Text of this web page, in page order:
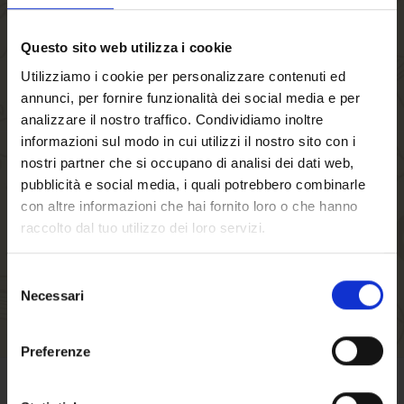
Questo sito web utilizza i cookie
Utilizziamo i cookie per personalizzare contenuti ed
annunci, per fornire funzionalità dei social media e per
analizzare il nostro traffico. Condividiamo inoltre
informazioni sul modo in cui utilizzi il nostro sito con i
nostri partner che si occupano di analisi dei dati web,
pubblicità e social media, i quali potrebbero combinarle
con altre informazioni che hai fornito loro o che hanno
raccolto dal tuo utilizzo dei loro servizi.
delNecessari
Preferenze
Das einzige offizielle Bier der Veranstaltung wird FORST
Kronen sein, die beliebteste der FORST Bierspezialitäten,
Für diesen speziellen Anlass wurde ein Cluster in limitierter
Auflage kreiert, welcher durch die grüne Farbe die Brauerei
FORST und die Alpini versinnbildlicht und mit dem
Austragungsort, dargestellt durch die blaue Farbe, verbindet.
In dieser speziellen Aufmachung wird das FORST Kronen in
33-cl-Dosen und Mehrwegflaschen an alle Gastrostände und
Restaurants verteilt.
Zurück zu den Initiativen